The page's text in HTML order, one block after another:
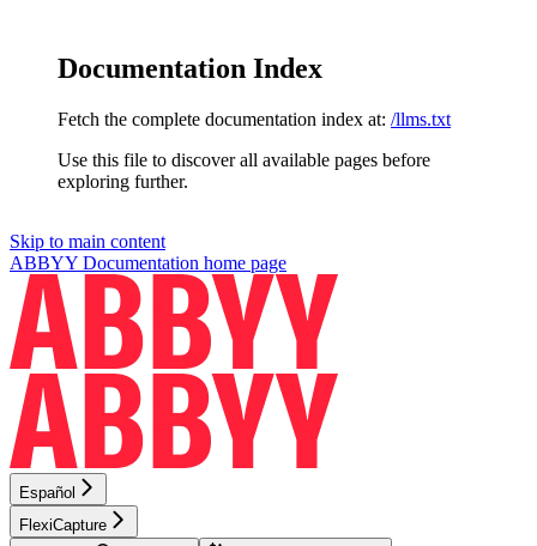
Documentation Index
Fetch the complete documentation index at: /llms.txt
Use this file to discover all available pages before
exploring further.
Skip to main content
ABBYY Documentation home page
Español
FlexiCapture